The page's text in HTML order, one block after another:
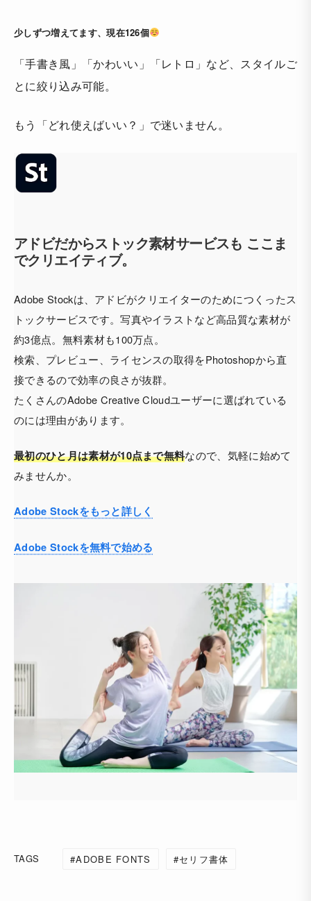
少しずつ増えてます、現在126個
「手書き風」「かわいい」「レトロ」など、スタイルご
とに絞り込み可能。
もう「どれ使えばいい？」で迷いません。
アドビだからストック素材サービスも ここま
でクリエイティブ。
Adobe Stockは、アドビがクリエイターのためにつくったス
トックサービスです。写真やイラストなど高品質な素材が
約3億点。無料素材も100万点。
検索、プレビュー、ライセンスの取得をPhotoshopから直
接できるので効率の良さが抜群。
たくさんのAdobe Creative Cloudユーザーに選ばれている
のには理由があります。
最初のひと月は素材が10点まで無料なので、気軽に始めて
みませんか。
Adobe Stockをもっと詳しく
Adobe Stockを無料で始める
TAGS ADOBE FONTS セリフ書体